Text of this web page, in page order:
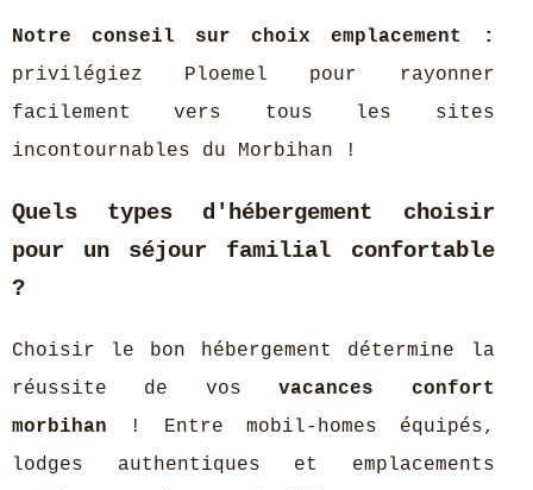
Notre conseil sur choix emplacement :
privilégiez Ploemel pour rayonner
facilement vers tous les sites
incontournables du Morbihan !
Quels types d'hébergement choisir
pour un séjour familial confortable
?
Choisir le bon hébergement détermine la
réussite de vosvacances confort
morbihan ! Entre mobil-homes équipés,
lodges authentiques et emplacements